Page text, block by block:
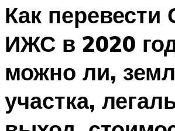
Как перевести
ИЖС в 2020
можно ли,
участка,